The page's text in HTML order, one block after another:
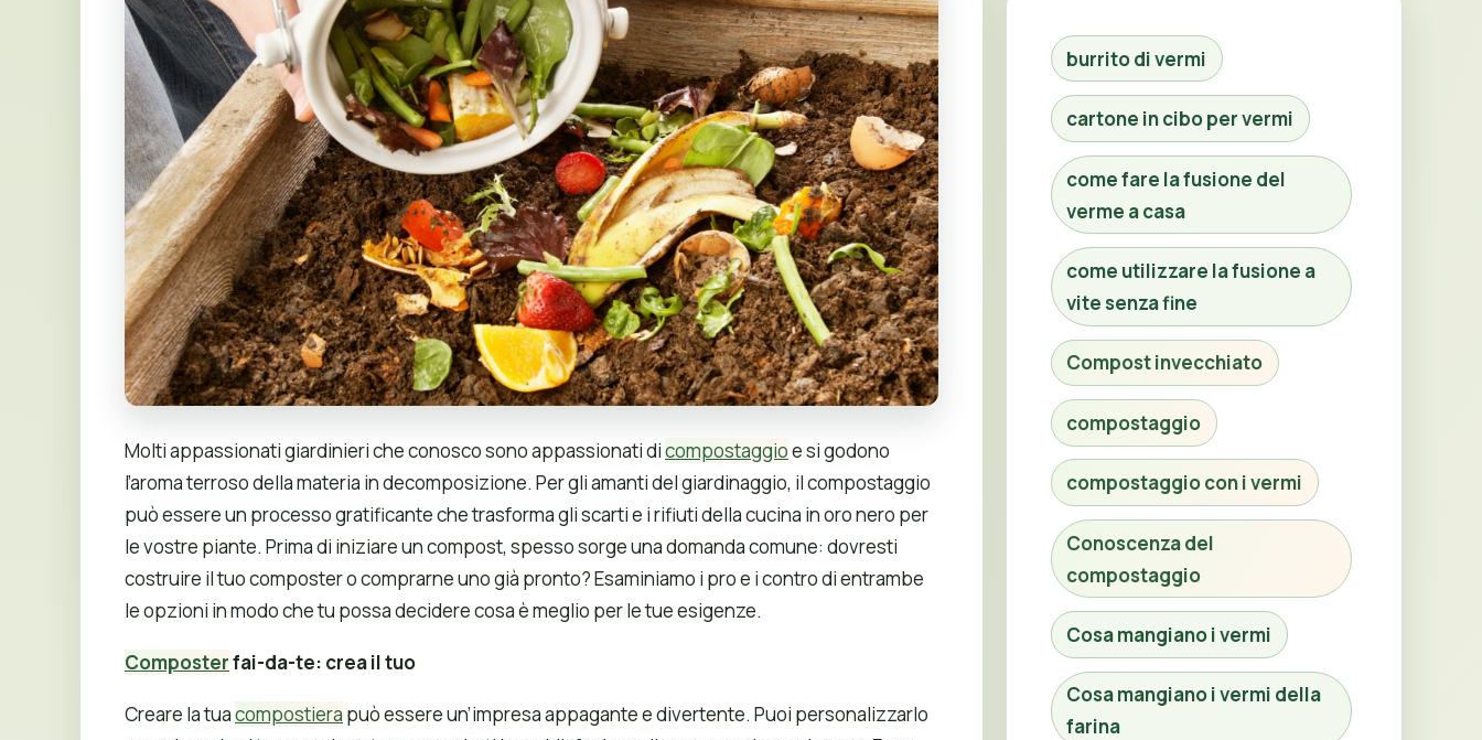
Molti appassionati giardinieri che conosco sono appassionati dicompostaggioe si godono
l’aroma terroso della materia in decomposizione. Per gli amanti del giardinaggio, il compostaggio
può essere un processo gratificante che trasforma gli scarti e i rifiuti della cucina in oro nero per
le vostre piante. Prima di iniziare un compost, spesso sorge una domanda comune: dovresti
costruire il tuo composter o comprarne uno già pronto? Esaminiamo i pro e i contro di entrambe
le opzioni in modo che tu possa decidere cosa è meglio per le tue esigenze.
Composterfai-da-te: crea il tuo
Creare la tuacompostiera può essere un’impresa appagante e divertente. Puoi personalizzarlo
burrito di vermi
cartone in cibo per vermi
come fare la fusione del
verme a casa
come utilizzare la fusione a
vite senza fine
Compost invecchiato
compostaggio
compostaggio con i vermi
Conoscenza del
compostaggio
Cosa mangiano i vermi
Cosa mangiano i vermi della
farina